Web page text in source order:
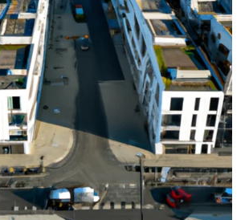
bezahlbaren Wohnraum zu
Scharrenbachs Appell an
von Nordrhein-Westfalen